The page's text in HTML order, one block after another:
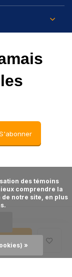
comprendre la
notre site, en plus
»